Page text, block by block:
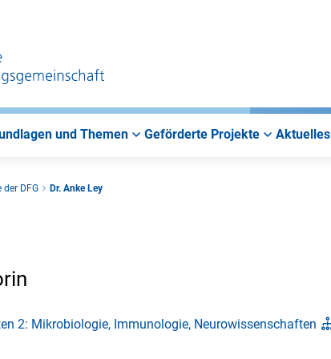
und Themen Geförderte Projekte Aktuelles
der DFG Dr. Anke Ley
2: Mikrobiologie, Immunologie, Neurowissenschaften